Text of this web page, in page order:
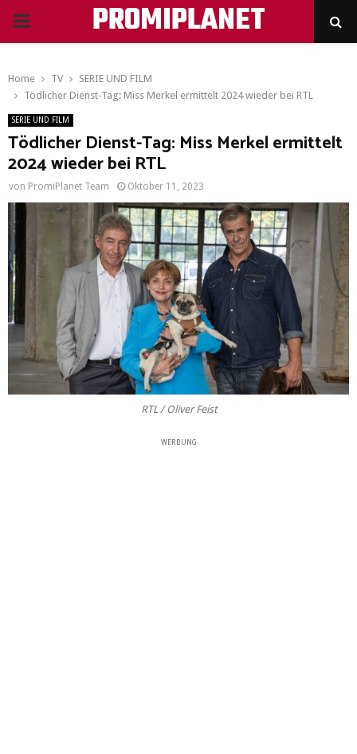
PRIMARY
PROMIPLANET
Home TV
SERIE UND FILM
Tödlicher Dienst-Tag: Miss Merkel ermittelt 2024 wieder bei RTL
SERIE UND FILM
Tödlicher Dienst-Tag: Miss Merkel ermittelt
2024 wieder bei RTL
von PromiPlanet Team Oktober 11, 2023
RTL / Oliver Feist
WERBUNG